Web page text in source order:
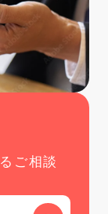
ご相談